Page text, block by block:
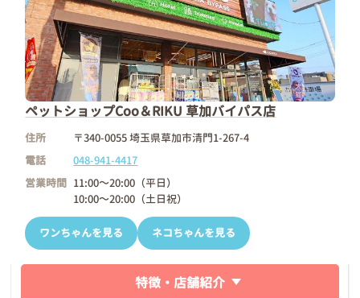
ペットショップCoo＆RIKU 草加バイパス店
住所
〒340-0055 埼玉県草加市清門1-267-4
電話
048-941-4417
営業時間 11:00～20:00（平日）
10:00～20:00（土日祝）
ワンちゃんを見る ネコちゃんを見る
特徴・店舗紹介